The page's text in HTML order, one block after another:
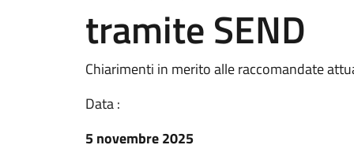
tramite SEND
Chiarimenti in merito alle raccomandate
Data :
5 novembre 2025